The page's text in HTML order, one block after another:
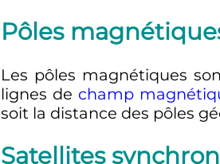
Pôles
Les pôles magnétiques
lignes de champ
soit la distance des pôles
Satellites